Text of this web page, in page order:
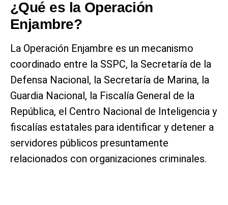
¿Qué es la Operación
Enjambre?
La Operación Enjambre es un mecanismo
coordinado entre la SSPC, la Secretaría de la
Defensa Nacional, la Secretaría de Marina, la
Guardia Nacional, la Fiscalía General de la
República, el Centro Nacional de Inteligencia y
fiscalías estatales para identificar y detener a
servidores públicos presuntamente
relacionados con organizaciones criminales.